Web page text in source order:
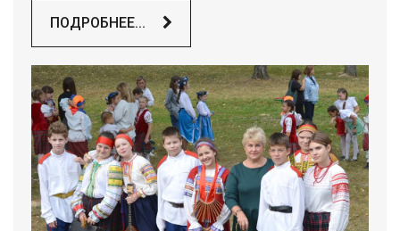
ПОДРОБНЕЕ...